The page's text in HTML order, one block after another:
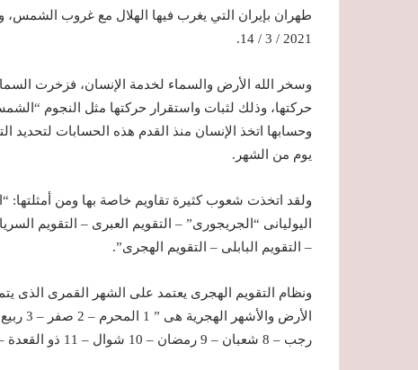
2021 / 3 / 14.
وسخر الله الأرض والسماء لخدمة الإنسان، فزخرت
حركتها، وذلك لثبات واستقرار حركتها مثل النجوم
يوم من الشهر.
ولقد اتخذت شعوب كثيرة تقاويم خاصة بها ومن أمثلتها:
اليوليانى “الجريجورى” – التقويم العبرى – التقويم
– التقويم البابلى – التقويم الهجرى”.
ونظام التقويم الهجرى يعتمد على الشهر القمرى الذى
رجب – 8 شعبان – 9 رمضان – 10 شوال – 11 ذو القعدة – 12 ذو الحجة”.